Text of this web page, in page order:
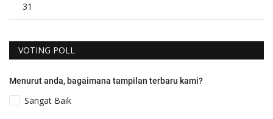
31
VOTING POLL
Menurut anda, bagaimana tampilan terbaru kami?
Sangat Baik